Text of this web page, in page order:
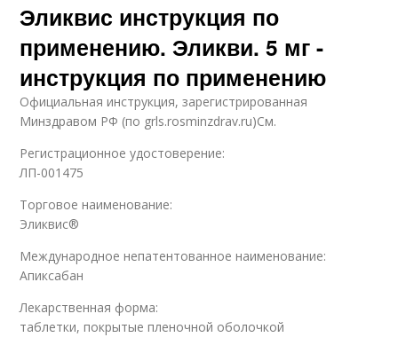
Эликвис инструкция по
применению. Эликви. 5 мг -
инструкция по применению
Официальная инструкция, зарегистрированная
Минздравом РФ (по grls.rosminzdrav.ru)См.
Регистрационное удостоверение:
ЛП-001475
Торговое наименование:
Эликвис®
Международное непатентованное наименование:
Апиксабан
Лекарственная форма:
таблетки, покрытые пленочной оболочкой